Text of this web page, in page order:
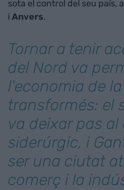
sota el control del seu país,
i Anvers.
Tornar a tenir
del Nord va
l'economia de
transformés: el
va deixar pas
siderúrgic, i
ser una ciutat
comerç i la